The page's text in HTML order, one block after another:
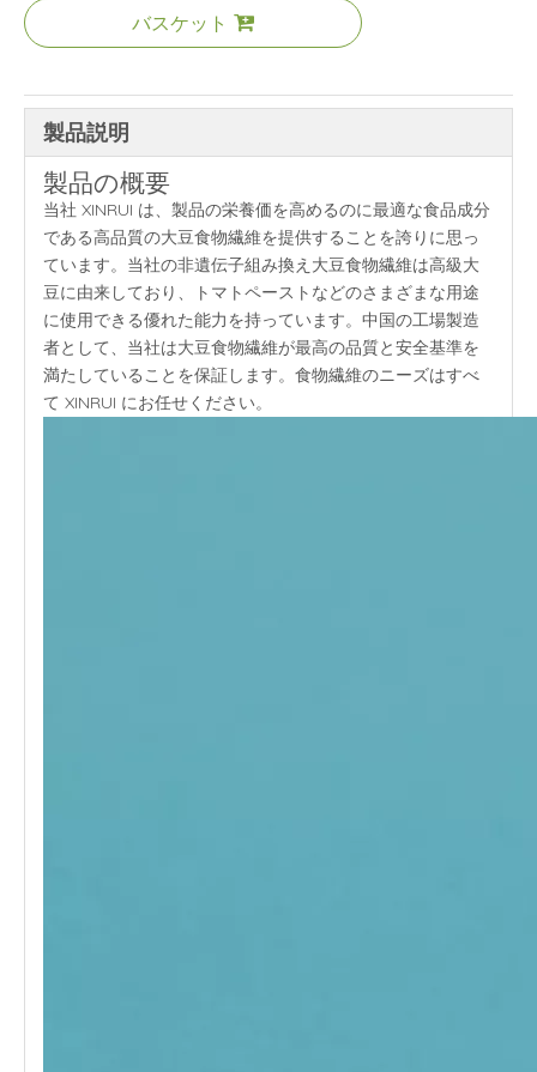
バスケット
製品説明
製品の概要
当社 XINRUI は、製品の栄養価を高めるのに最適な食品成分
である高品質の大豆食物繊維を提供することを誇りに思っ
ています。当社の非遺伝子組み換え大豆食物繊維は高級大
豆に由来しており、トマトペーストなどのさまざまな用途
に使用できる優れた能力を持っています。中国の工場製造
者として、当社は大豆食物繊維が最高の品質と安全基準を
満たしていることを保証します。食物繊維のニーズはすべ
て XINRUI にお任せください。